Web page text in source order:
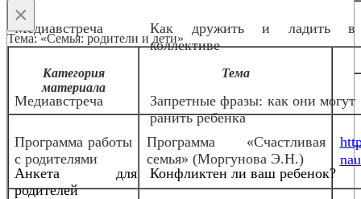
Медиавстреча
Как дружить и ладить в
коллективе
Медиавстреча
Запретные фразы: как они могут
ранить ребенка
Анкета для
родителей
Конфликтен ли ваш ребенок?
×
Тема: «Семья: родители и дети»
Категория
материала
Тема
Программа работы
с родителями
Программа «Счастливая
семья» (Моргунова Э.Н.)